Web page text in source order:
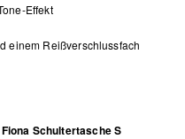
Effekt
einem Reißverschlussfach
Schultertasche S